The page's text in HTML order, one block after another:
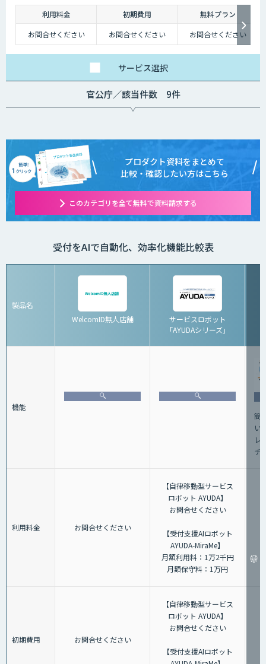
利用料金 初期費用
無料プラン
お問合せください
お問合せください お問合せください
サービス選択
官公庁／該当件数 9件
プロダクト資料をまとめて
比較・確認したい方はこちら
このカテゴリを全て無料で資料請求する
受付をAIで自動化、効率化機能比較表
製品名
WelcomID無人店舗
サービスロボット
「AYUDAシリーズ」
機能
簡
い
レ
チ
利用料金 お問合せください
【自律移動型サービス
ロボット AYUDA】
お問合せください
【受付支援AIロボット
AYUDA-MiraMe】
月額利用料：1万2千円
月額保守料：1万円
初期費用 お問合せください
【自律移動型サービス
ロボット AYUDA】
お問合せください
【受付支援AIロボット